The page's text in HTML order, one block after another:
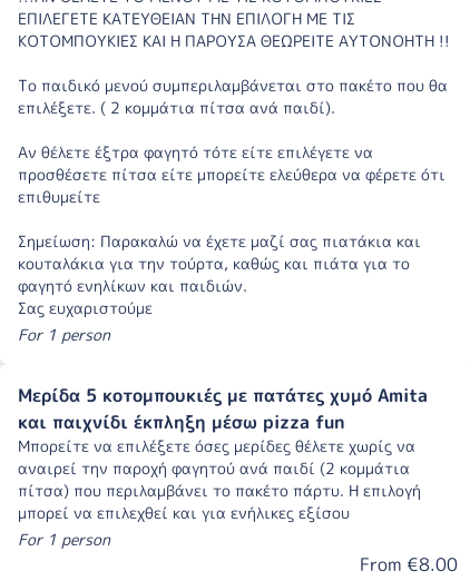
ΕΠΙΛΕΓΕΤΕ ΚΑΤΕΥΘΕΙΑΝ ΤΗΝ ΕΠΙΛΟΓΗ ΜΕ ΤΙΣ
ΚΟΤΟΜΠΟΥΚΙΕΣ ΚΑΙ Η ΠΑΡΟΥΣΑ ΘΕΩΡΕΙΤΕ ΑΥΤΟΝΟΗΤΗ !!
Το παιδικό μενού συμπεριλαμβάνεται στο πακέτο που θα
επιλέξετε. ( 2 κομμάτια πίτσα ανά παιδί).
Αν θέλετε έξτρα φαγητό τότε είτε επιλέγετε να
προσθέσετε πίτσα είτε μπορείτε ελεύθερα να φέρετε ότι
επιθυμείτε
Σημείωση: Παρακαλώ να έχετε μαζί σας πιατάκια και
κουταλάκια για την τούρτα, καθώς και πιάτα για το
φαγητό ενηλίκων και παιδιών.
Σας ευχαριστούμε
For 1 person
Μερίδα 5 κοτομπουκιές με πατάτες χυμό Amita
και παιχνίδι έκπληξη μέσω pizza fun
Μπορείτε να επιλέξετε όσες μερίδες θέλετε χωρίς να
αναιρεί την παροχή φαγητού ανά παιδί (2 κομμάτια
πίτσα) που περιλαμβάνει το πακέτο πάρτυ. Η επιλογή
μπορεί να επιλεχθεί και για ενήλικες εξίσου
For 1 person
From €8.00